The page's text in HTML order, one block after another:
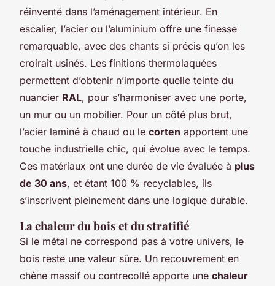
réinventé dans l’aménagement intérieur. En
escalier, l’acier ou l’aluminium offre une finesse
remarquable, avec des chants si précis qu’on les
croirait usinés. Les finitions thermolaquées
permettent d’obtenir n’importe quelle teinte du
nuancier RAL, pour s’harmoniser avec une porte,
un mur ou un mobilier. Pour un côté plus brut,
l’acier laminé à chaud ou le corten apportent une
touche industrielle chic, qui évolue avec le temps.
Ces matériaux ont une durée de vie évaluée à plus
de 30 ans, et étant 100 % recyclables, ils
s’inscrivent pleinement dans une logique durable.
La chaleur du bois et du stratifié
Si le métal ne correspond pas à votre univers, le
bois reste une valeur sûre. Un recouvrement en
chêne massif ou contrecollé apporte une chaleur